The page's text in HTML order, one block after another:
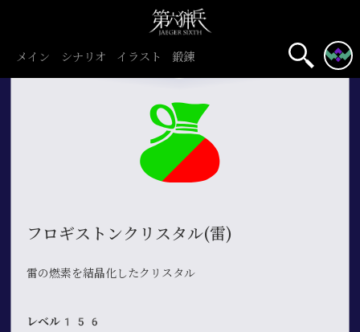
メイン シナリオ イラスト 鍛錬
フロギストンクリスタル(雷)
雷の燃素を結晶化したクリスタル
レベル156